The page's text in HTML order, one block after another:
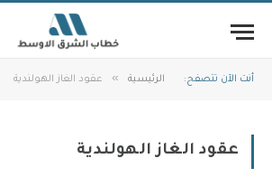
أنت الآن تتصفح: الرئيسية » عقود الغاز الهولندية
عقود الغاز الهولندية